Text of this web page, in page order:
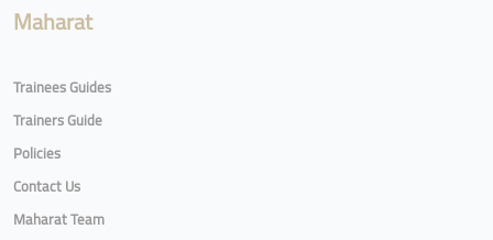
Maharat
Trainees Guides
Trainers Guide
Policies
Contact Us
Maharat Team